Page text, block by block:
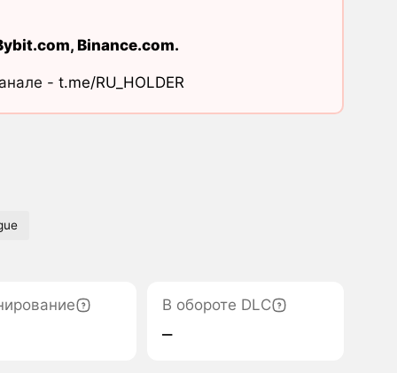
, Binance.com.
- t.me/RU_HOLDER
В обороте DLC
‒